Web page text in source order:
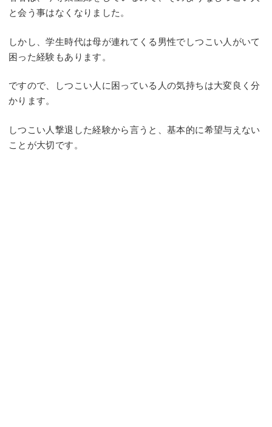
と会う事はなくなりました。
しかし、学生時代は母が連れてくる男性でしつこい人がいて
困った経験もあります。
ですので、しつこい人に困っている人の気持ちは大変良く分
かります。
しつこい人撃退した経験から言うと、基本的に希望与えない
ことが大切です。